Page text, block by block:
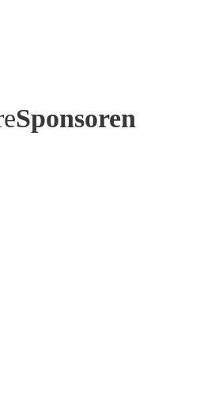
Sponsoren